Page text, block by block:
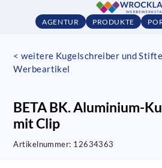
AGENTUR PRODUKTE
< weitere Kugelschreiber und
Werbeartikel
BETA BK. Aluminium-
mit Clip
Artikelnummer: 12634363